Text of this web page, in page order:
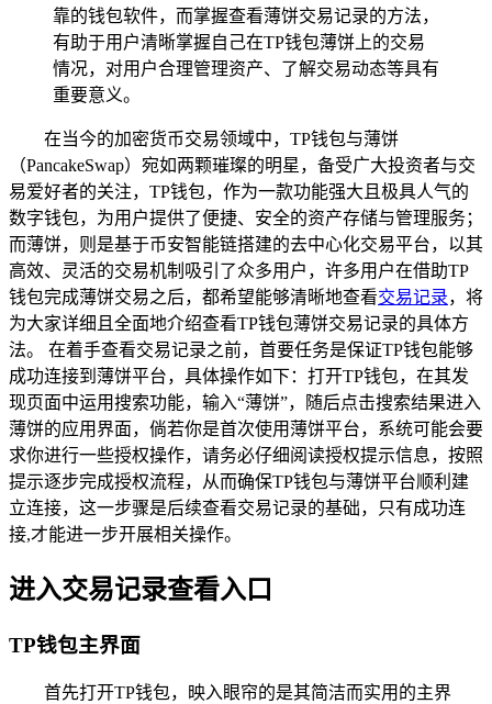
靠的钱包软件，而掌握查看薄饼交易记录的方法，
有助于用户清晰掌握自己在TP钱包薄饼上的交易
情况，对用户合理管理资产、了解交易动态等具有
重要意义。
在当今的加密货币交易领域中，TP钱包与薄饼
（PancakeSwap）宛如两颗璀璨的明星，备受广大投资者与交
易爱好者的关注，TP钱包，作为一款功能强大且极具人气的
数字钱包，为用户提供了便捷、安全的资产存储与管理服务；
而薄饼，则是基于币安智能链搭建的去中心化交易平台，以其
高效、灵活的交易机制吸引了众多用户，许多用户在借助TP
钱包完成薄饼交易之后，都希望能够清晰地查看交易记录，将
为大家详细且全面地介绍查看TP钱包薄饼交易记录的具体方
法。 在着手查看交易记录之前，首要任务是保证TP钱包能够
成功连接到薄饼平台，具体操作如下：打开TP钱包，在其发
现页面中运用搜索功能，输入“薄饼”，随后点击搜索结果进入
薄饼的应用界面，倘若你是首次使用薄饼平台，系统可能会要
求你进行一些授权操作，请务必仔细阅读授权提示信息，按照
提示逐步完成授权流程，从而确保TP钱包与薄饼平台顺利建
立连接，这一步骤是后续查看交易记录的基础，只有成功连
接,才能进一步开展相关操作。
进入交易记录查看入口
TP钱包主界面
首先打开TP钱包，映入眼帘的是其简洁而实用的主界